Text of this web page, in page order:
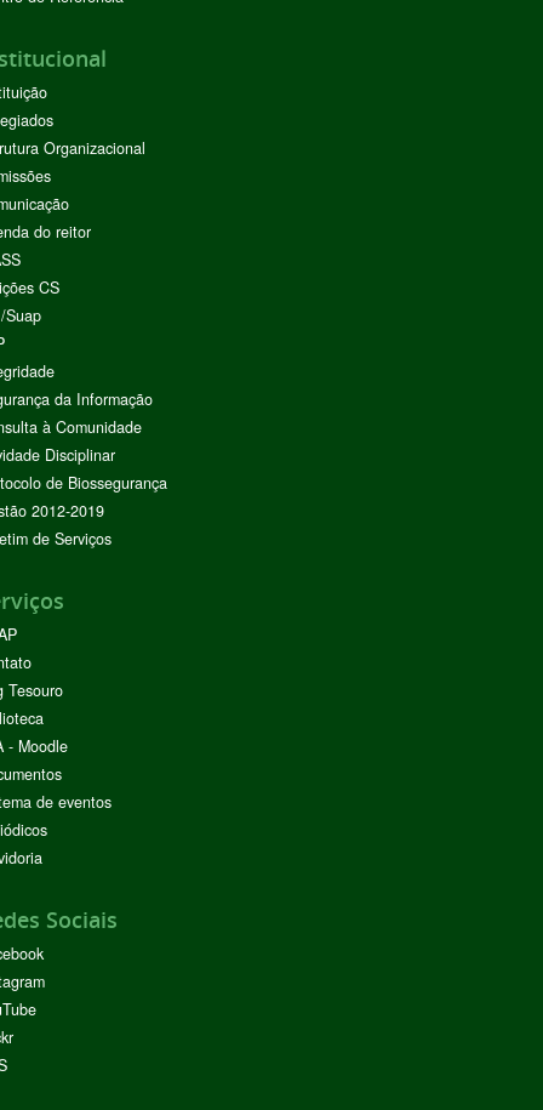
Organizacional
do reitor
CS
Suap
da Informação
à Comunidade
Disciplinar
de Biossegurança
2012-2019
de Serviços
Tesouro
- Moodle
de eventos
Sociais